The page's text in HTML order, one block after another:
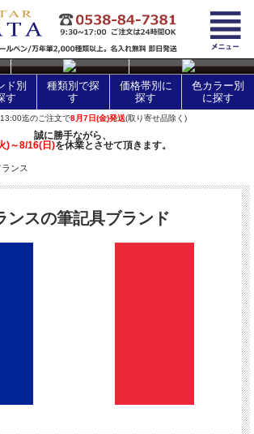
ド別
す
種類別で探
す
価格帯別に
探す
色カラー別
に探す
迄のご注文で8月7日(金)発送(取り寄せ品除く)
誠に勝手ながら、
)～8/16(日)を休業とさせて頂きます。
ランス
ンスの筆記具ブランド